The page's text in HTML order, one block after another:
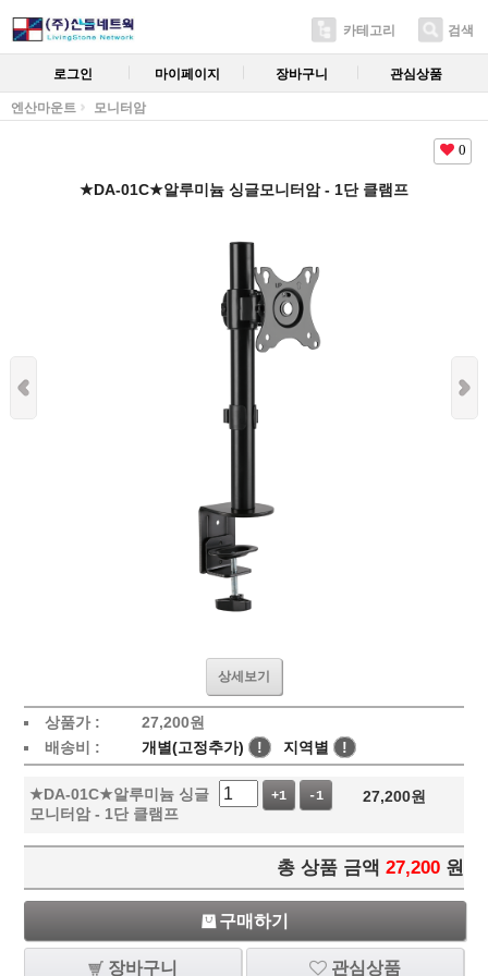
카테고리 검색
로그인 마이페이지 장바구니 관심상품
엔산마운트 모니터암
0
★DA-01C★알루미늄 싱글모니터암 - 1단 클램프
상세보기
상품가 : 27,200원
배송비 :
개별(고정추가) ! 지역별 !
★DA-01C★알루미늄 싱글
모니터암 - 1단 클램프
+1 -1 27,200원
총 상품 금액 27,200 원
구매하기
장바구니 관심상품